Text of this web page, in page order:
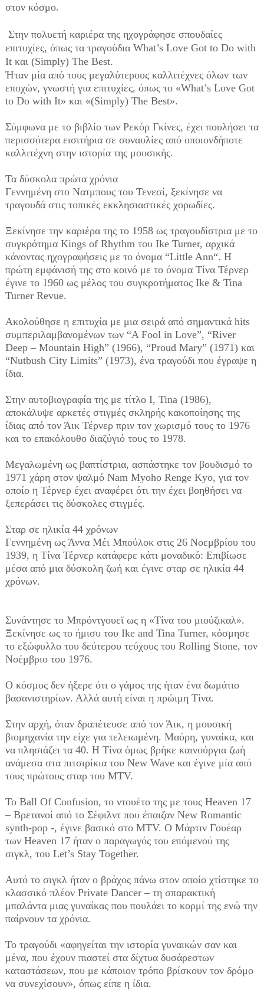
στον κόσμο.
Στην πολυετή καριέρα της ηχογράφησε σπουδαίες
επιτυχίες, όπως τα τραγούδια What’s Love Got to Do with
It και (Simply) The Best.
Ήταν μία από τους μεγαλύτερους καλλιτέχνες όλων των
εποχών, γνωστή για επιτυχίες, όπως το «What’s Love Got
to Do with It» και «(Simply) The Best».
Σύμφωνα με το βιβλίο των Ρεκόρ Γκίνες, έχει πουλήσει τα
περισσότερα εισιτήρια σε συναυλίες από οποιονδήποτε
καλλιτέχνη στην ιστορία της μουσικής.
Τα δύσκολα πρώτα χρόνια
Γεννημένη στο Νατμπους του Τενεσί, ξεκίνησε να
τραγουδά στις τοπικές εκκλησιαστικές χορωδίες.
Ξεκίνησε την καριέρα της το 1958 ως τραγουδίστρια με το
συγκρότημα Kings of Rhythm του Ike Turner, αρχικά
κάνοντας ηχογραφήσεις με το όνομα “Little Ann“. Η
πρώτη εμφάνισή της στο κοινό με το όνομα Τίνα Τέρνερ
έγινε το 1960 ως μέλος του συγκροτήματος Ike & Tina
Turner Revue.
Ακολούθησε η επιτυχία με μια σειρά από σημαντικά hits
συμπεριλαμβανομένων των “A Fool in Love”, “River
Deep – Mountain High” (1966), “Proud Mary” (1971) και
“Nutbush City Limits” (1973), ένα τραγούδι που έγραψε η
ίδια.
Στην αυτοβιογραφία της με τίτλο I, Tina (1986),
αποκάλυψε αρκετές στιγμές σκληρής κακοποίησης της
ίδιας από τον Άικ Τέρνερ πριν τον χωρισμό τους το 1976
και το επακόλουθο διαζύγιό τους το 1978.
Μεγαλωμένη ως βαπτίστρια, ασπάστηκε τον βουδισμό το
1971 χάρη στον ψαλμό Nam Myoho Renge Kyo, για τον
οποίο η Τέρνερ έχει αναφέρει ότι την έχει βοηθήσει να
ξεπεράσει τις δύσκολες στιγμές.
Σταρ σε ηλικία 44 χρόνων
Γεννημένη ως Άννα Μέι Μπούλοκ στις 26 Νοεμβρίου του
1939, η Τίνα Τέρνερ κατάφερε κάτι μοναδικό: Επιβίωσε
μέσα από μια δύσκολη ζωή και έγινε σταρ σε ηλικία 44
χρόνων.
Συνάντησε το Μπρόντγουεϊ ως η «Τίνα του μιούζικαλ».
Ξεκίνησε ως το ήμισυ του Ike and Tina Turner, κόσμησε
το εξώφυλλο του δεύτερου τεύχους του Rolling Stone, τον
Νοέμβριο του 1976.
Ο κόσμος δεν ήξερε ότι ο γάμος της ήταν ένα δωμάτιο
βασανιστηρίων. Αλλά αυτή είναι η πρώιμη Τίνα.
Στην αρχή, όταν δραπέτευσε από τον Άικ, η μουσική
βιομηχανία την είχε για τελειωμένη. Μαύρη, γυναίκα, και
να πλησιάζει τα 40. Η Τίνα όμως βρήκε καινούργια ζωή
ανάμεσα στα πιτσιρίκια του New Wave και έγινε μία από
τους πρώτους σταρ του MTV.
To Ball Of Confusion, το ντουέτο της με τους Heaven 17
– Βρετανοί από το Σέφιλντ που έπαιζαν New Romantic
synth-pop -, έγινε βασικό στο MTV. Ο Μάρτιν Γουέαρ
των Heaven 17 ήταν ο παραγωγός του επόμενού της
σιγκλ, του Let’s Stay Together.
Αυτό το σιγκλ ήταν ο βράχος πάνω στον οποίο χτίστηκε το
κλασσικό πλέον Private Dancer – τη σπαρακτική
μπαλάντα μιας γυναίκας που πουλάει το κορμί της ενώ την
παίρνουν τα χρόνια.
Το τραγούδι «αφηγείται την ιστορία γυναικών σαν και
μένα, που έχουν πιαστεί στα δίχτυα δυσάρεστων
καταστάσεων, που με κάποιον τρόπο βρίσκουν τον δρόμο
να συνεχίσουν», όπως είπε η ίδια.